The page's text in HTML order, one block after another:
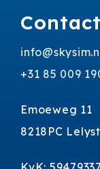
+31 85 009
Emoeweg 11
8218PC